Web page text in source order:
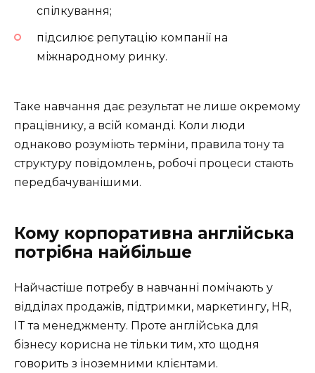
спілкування;
підсилює репутацію компанії на
міжнародному ринку.
Таке навчання дає результат не лише окремому
працівнику, а всій команді. Коли люди
однаково розуміють терміни, правила тону та
структуру повідомлень, робочі процеси стають
передбачуванішими.
Кому корпоративна англійська
потрібна найбільше
Найчастіше потребу в навчанні помічають у
відділах продажів, підтримки, маркетингу, HR,
IT та менеджменту. Проте англійська для
бізнесу корисна не тільки тим, хто щодня
говорить з іноземними клієнтами.